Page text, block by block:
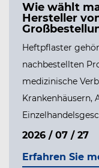
Wie wählt
Hersteller
Heftpflaster
nachbestellten
medizinische
Krankenhäusern,
2026 / 07 / 27
Erfahren Sie